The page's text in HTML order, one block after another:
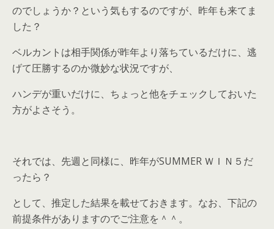
のでしょうか？という気もするのですが、昨年も来てま
した？
ベルカントは相手関係が昨年より落ちているだけに、逃
げて圧勝するのか微妙な状況ですが、
ハンデが重いだけに、ちょっと他をチェックしておいた
方がよさそう。
それでは、先週と同様に、昨年がSUMMER ＷＩＮ５だ
ったら？
として、推定した結果を載せておきます。なお、下記の
前提条件がありますのでご注意を＾＾。